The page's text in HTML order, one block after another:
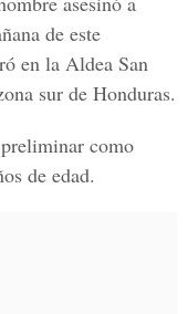
de este
en la Aldea San
sur de Honduras.
como
de edad.